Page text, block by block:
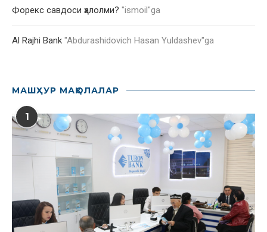
Форекс савдоси ҳалолми? "ismoil"ga
Al Rajhi Bank "Abdurashidovich Hasan Yuldashev"ga
МАШҲУР МАҚОЛАЛАР
1